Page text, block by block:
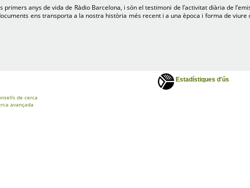
anys de vida de Ràdio Barcelona, i són el testimoni de l’activitat diària de
ens transporta a la nostra història més recent i a una època i forma de viure
Estadístiques d'ús
de cerca
avançada